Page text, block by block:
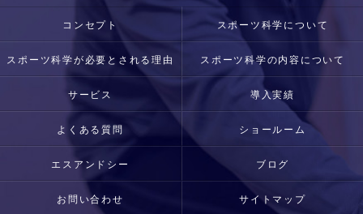
コンセプト スポーツ科学について
スポーツ科学が必要とされる理由 スポーツ科学の内容について
サービス 導入実績
よくある質問 ショールーム
エスアンドシー ブログ
お問い合わせ サイトマップ